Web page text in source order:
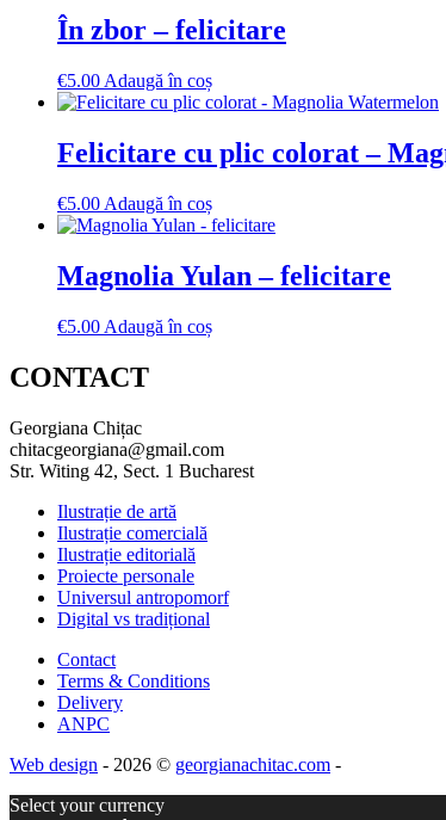
În zbor – felicitare
€5.00 Adaugă în coș
Felicitare cu plic colorat –
€5.00 Adaugă în coș
Magnolia Yulan – felicitare
€5.00 Adaugă în coș
CONTACT
Georgiana Chițac
chitacgeorgiana@gmail.com
Str. Witing 42, Sect. 1 Bucharest
Ilustrație de artă
Ilustrație comercială
Ilustrație editorială
Proiecte personale
Universul antropomorf
Digital vs tradițional
Contact
Terms & Conditions
Delivery
ANPC
Web design - 2026 © georgianachitac.com -
Select your currency